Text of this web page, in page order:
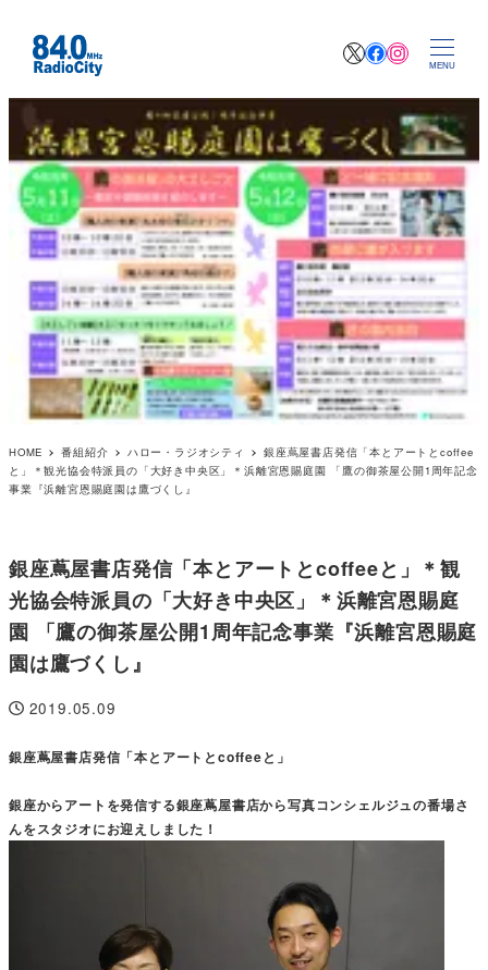
XFacebook
MENU
HOME 番組紹介 ハロー・ラジオシティ
銀座蔦屋書店発信「本とアートとcoffee
と」＊観光協会特派員の「大好き中央区」＊浜離宮恩賜庭園 「鷹の御茶屋公開1周年記念
事業『浜離宮恩賜庭園は鷹づくし』
銀座蔦屋書店発信「本とアートとcoffeeと」＊観
光協会特派員の「大好き中央区」＊浜離宮恩賜庭
園 「鷹の御茶屋公開1周年記念事業『浜離宮恩賜庭
園は鷹づくし』
投稿日
2019.05.09
銀座蔦屋書店発信「本とアートとcoffeeと」
銀座からアートを発信する銀座蔦屋書店から写真コンシェルジュの番場さ
んをスタジオにお迎えしました！